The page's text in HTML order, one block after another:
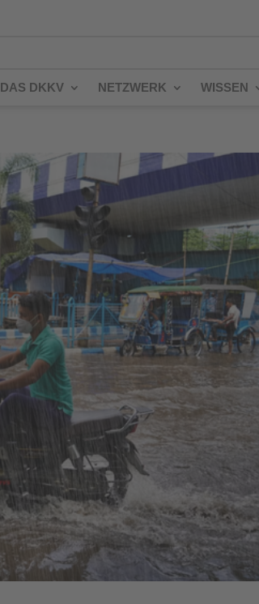
DAS DKKV NETZWERK WISSEN